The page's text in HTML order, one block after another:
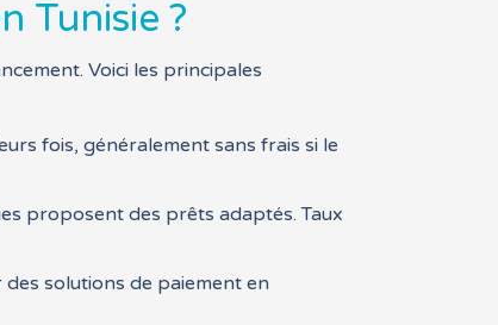
Tunisie ?
Voici les principales
fois, généralement sans frais si le
proposent des prêts adaptés. Taux
des solutions de paiement en